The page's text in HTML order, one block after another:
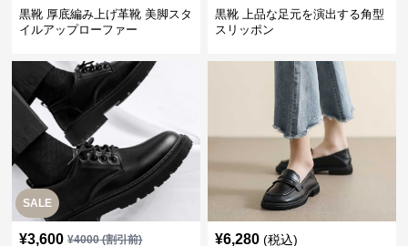
黒靴 厚底編み上げ革靴 美脚スタ
イルアップローファー
黒靴 上品な足元を演出する角型
スリッポン
SALE
¥3,600 ¥4000(割引前) ¥6,280 (税込)